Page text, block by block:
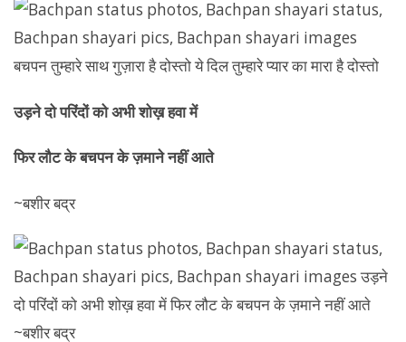
उड़ने दो परिंदों को अभी शोख़ हवा में
फिर लौट के बचपन के ज़माने नहीं आते
~बशीर बद्र